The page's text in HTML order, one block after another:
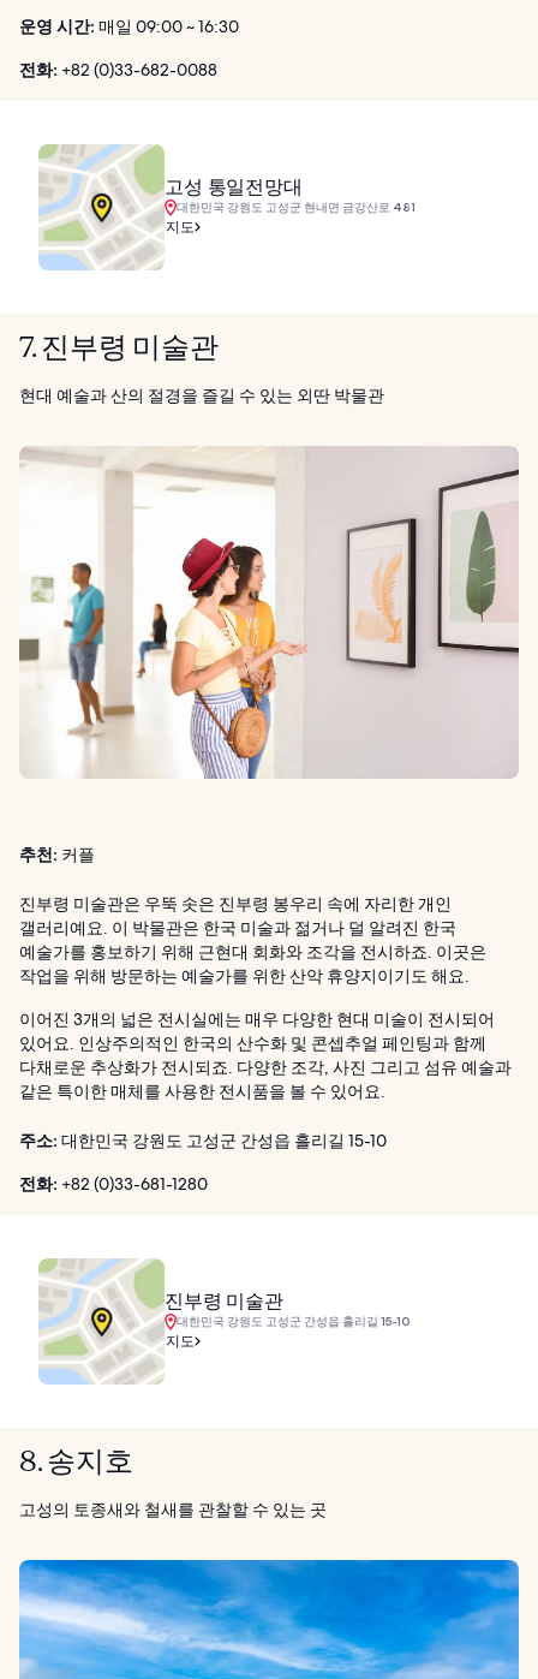
운영 시간: 매일 09:00 ~ 16:30
전화: +82 (0)33-682-0088
고성 통일전망대
대한민국 강원도 고성군 현내면 금강산로 481
지도
7. 진부령 미술관
현대 예술과 산의 절경을 즐길 수 있는 외딴 박물관
추천: 커플
진부령 미술관은 우뚝 솟은 진부령 봉우리 속에 자리한 개인
갤러리예요. 이 박물관은 한국 미술과 젊거나 덜 알려진 한국
예술가를 홍보하기 위해 근현대 회화와 조각을 전시하죠. 이곳은
작업을 위해 방문하는 예술가를 위한 산악 휴양지이기도 해요.
이어진 3개의 넓은 전시실에는 매우 다양한 현대 미술이 전시되어
있어요. 인상주의적인 한국의 산수화 및 콘셉추얼 페인팅과 함께
다채로운 추상화가 전시되죠. 다양한 조각, 사진 그리고 섬유 예술과
같은 특이한 매체를 사용한 전시품을 볼 수 있어요.
주소: 대한민국 강원도 고성군 간성읍 흘리길 15-10
전화: +82 (0)33-681-1280
진부령 미술관
대한민국 강원도 고성군 간성읍 흘리길 15-10
지도
8. 송지호
고성의 토종새와 철새를 관찰할 수 있는 곳